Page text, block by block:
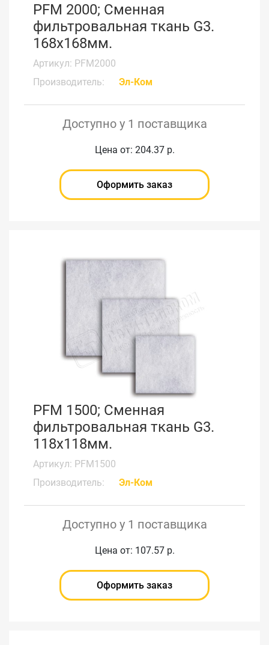
PFM 2000; Сменная
фильтровальная ткань G3.
168x168мм.
Артикул: PFM2000
Производитель:
Эл-Ком
Доступно у 1 поставщика
Цена от: 204.37 р.
Оформить заказ
PFM 1500; Сменная
фильтровальная ткань G3.
118x118мм.
Артикул: PFM1500
Производитель:
Эл-Ком
Доступно у 1 поставщика
Цена от: 107.57 р.
Оформить заказ